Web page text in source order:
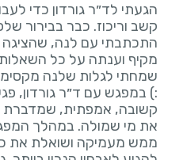
הגעתי לד״ר גורדון כדי
קשב וריכוז. כבר בבירור
התכתבתי עם לנה, שהציגה
מקיף וענתה על כל
שמחתי לגלות שלנה
:) במפגש עם ד״ר גורדון,
קשובה, אמפתית, שמדברת
את מי שמולה. במהלך
ממש מעמיקה ושואלת את